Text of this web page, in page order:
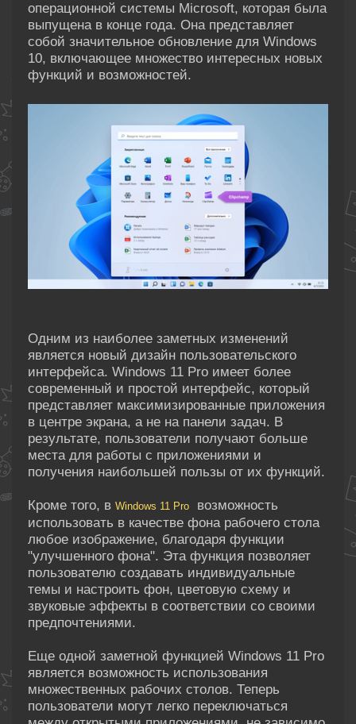
операционной системы Microsoft, которая была
выпущена в конце года. Она представляет
собой значительное обновление для Windows
10, включающее множество интересных новых
функций и возможностей.
Одним из наиболее заметных изменений
является новый дизайн пользовательского
интерфейса. Windows 11 Pro имеет более
современный и простой интерфейс, который
представляет максимизированные приложения
в центре экрана, а не на панели задач. В
результате, пользователи получают больше
места для работы с приложениями и
получения наибольшей пользы от их функций.
Кроме того, в Windows 11 Pro
возможность
использовать в качестве фона рабочего стола
любое изображение, благодаря функции
"улучшенного фона". Эта функция позволяет
пользователю создавать индивидуальные
темы и настроить фон, цветовую схему и
звуковые эффекты в соответствии со своими
предпочтениями.
Еще одной заметной функцией Windows 11 Pro
является возможность использования
множественных рабочих столов. Теперь
пользователи могут легко переключаться